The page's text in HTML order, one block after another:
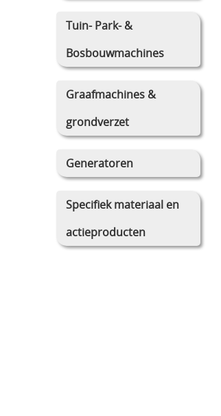
Tuin- Park- &
Bosbouwmachines
Graafmachines &
grondverzet
Generatoren
Specifiek materiaal en
actieproducten